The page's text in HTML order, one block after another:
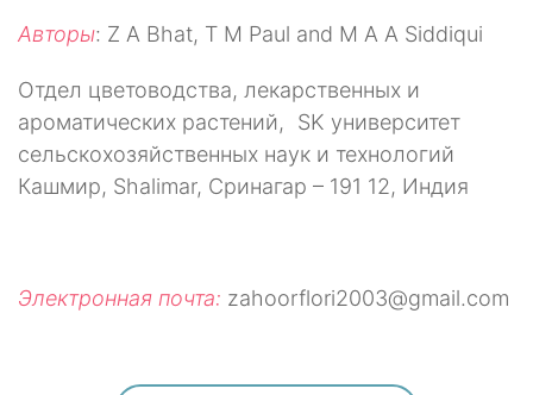
Авторы: Z A Bhat, T M Paul and M A A Siddiqui
Отдел цветоводства, лекарственных и
ароматических растений, SK университет
сельскохозяйственных наук и технологий
Кашмир, Shalimar, Сринагар – 191 12, Индия
Электронная почта: zahoorflori2003@gmail.com